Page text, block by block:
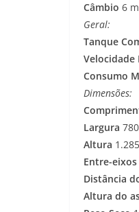
Câmbio 6
Geral:
Tanque
Velocidade
Consumo
Dimensões:
Largura
Altura
Entre-eixos
Distância
Altura do